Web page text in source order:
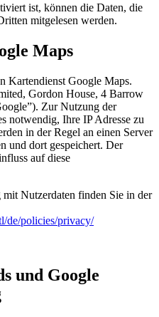
ist, können die Daten, die
mitgelesen werden.
Maps
Kartendienst Google Maps.
Gordon House, 4 Barrow
Zur Nutzung der
notwendig, Ihre IP Adresse zu
in der Regel an einen Server
und dort gespeichert. Der
auf diese
Nutzerdaten finden Sie in der
de/policies/privacy/
und Google